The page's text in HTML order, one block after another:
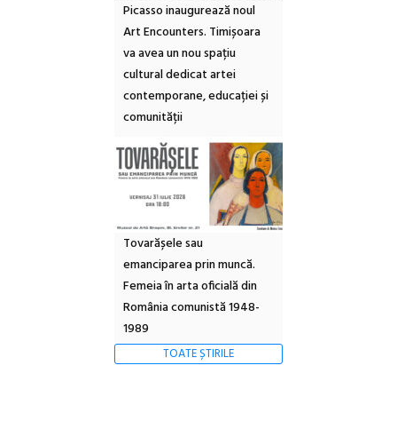
Picasso inaugurează noul
Art Encounters. Timișoara
va avea un nou spațiu
cultural dedicat artei
contemporane, educației și
comunității
Tovarășele sau
emanciparea prin muncă.
Femeia în arta oficială din
România comunistă 1948-
1989
TOATE ȘTIRILE